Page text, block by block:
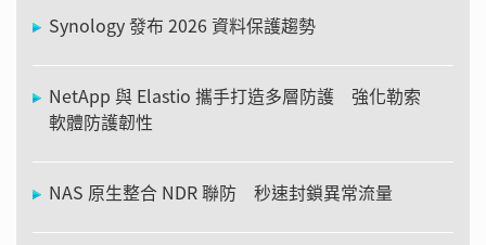
Synology 發布 2026 資料保護趨勢
NetApp 與 Elastio 攜手打造多層防護 強化勒索
軟體防護韌性
NAS 原生整合 NDR 聯防 秒速封鎖異常流量